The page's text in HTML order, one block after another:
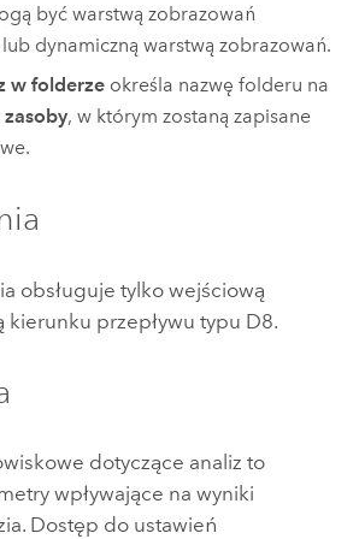
być warstwą zobrazowań
dynamiczną warstwą zobrazowań.
w folderze określa nazwę folderu na
, w którym zostaną zapisane
obsługuje tylko wejściową
kierunku przepływu typu D8.
dotyczące analiz to
wpływające na wyniki
Dostęp do ustawień